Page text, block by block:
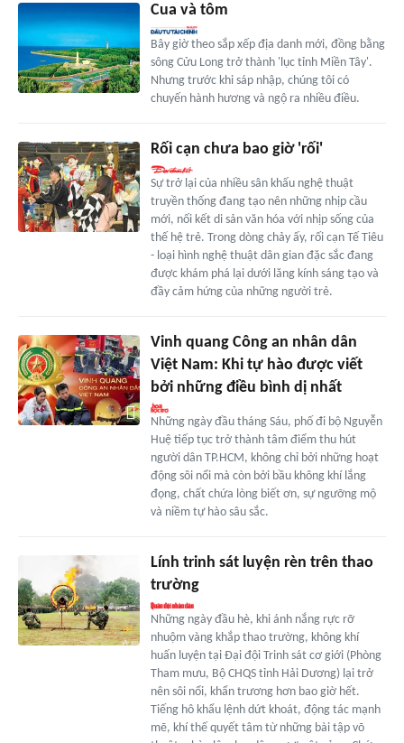
Cua và tôm
Bây giờ theo sắp xếp địa danh mới, đồng bằng
sông Cửu Long trở thành 'lục tỉnh Miền Tây'.
Nhưng trước khi sáp nhập, chúng tôi có
chuyến hành hương và ngộ ra nhiều điều.
Rối cạn chưa bao giờ 'rối'
Sự trở lại của nhiều sân khấu nghệ thuật
truyền thống đang tạo nên những nhịp cầu
mới, nối kết di sản văn hóa với nhịp sống của
thế hệ trẻ. Trong dòng chảy ấy, rối cạn Tế Tiêu
- loại hình nghệ thuật dân gian đặc sắc đang
được khám phá lại dưới lăng kính sáng tạo và
đầy cảm hứng của những người trẻ.
Vinh quang Công an nhân dân
Việt Nam: Khi tự hào được viết
bởi những điều bình dị nhất
Những ngày đầu tháng Sáu, phố đi bộ Nguyễn
Huệ tiếp tục trở thành tâm điểm thu hút
người dân TP.HCM, không chỉ bởi những hoạt
động sôi nổi mà còn bởi bầu không khí lắng
đọng, chất chứa lòng biết ơn, sự ngưỡng mộ
và niềm tự hào sâu sắc.
Lính trinh sát luyện rèn trên thao
trường
Những ngày đầu hè, khi ánh nắng rực rỡ
nhuộm vàng khắp thao trường, không khí
huấn luyện tại Đại đội Trinh sát cơ giới (Phòng
Tham mưu, Bộ CHQS tỉnh Hải Dương) lại trở
nên sôi nổi, khẩn trương hơn bao giờ hết.
Tiếng hô khẩu lệnh dứt khoát, động tác mạnh
mẽ, khí thế quyết tâm từ những bài tập võ